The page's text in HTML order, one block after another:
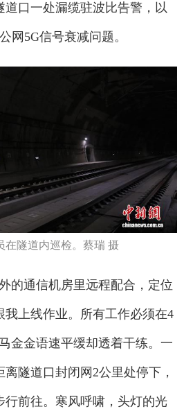
道口一处漏缆驻波比告警，以
网5G信号衰减问题。
在隧道内巡检。蔡瑞 摄
通信机房里远程配合，定位
我上线作业。所有工作必须在4
金金语速平缓却透着干练。一
隧道口封闭网2公里处停下，
行前往。寒风呼啸，头灯的光